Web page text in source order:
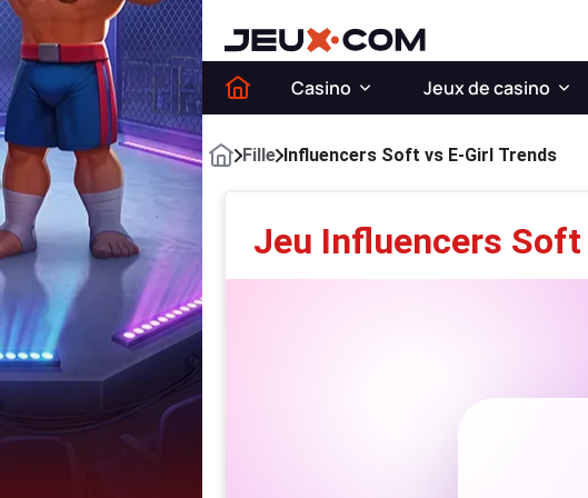
Casino Jeux de casino
Fille Influencers Soft vs E-Girl Trends
Jeu Influencers